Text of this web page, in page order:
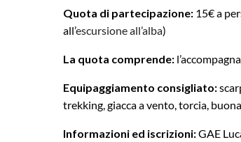
Quota di partecipazione: 15€ a
all’escursione all’alba)
La quota comprende:
Equipaggiamento consigliato:
trekking, giacca a vento, torcia,
Informazioni ed iscrizioni:GAE